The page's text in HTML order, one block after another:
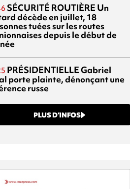
SÉCURITÉ ROUTIÈRE Un
décède en juillet, 18
tuées sur les routes
depuis le début de
PRÉSIDENTIELLEGabriel
porte plainte, dénonçant une
russe
PLUS D’INFOS